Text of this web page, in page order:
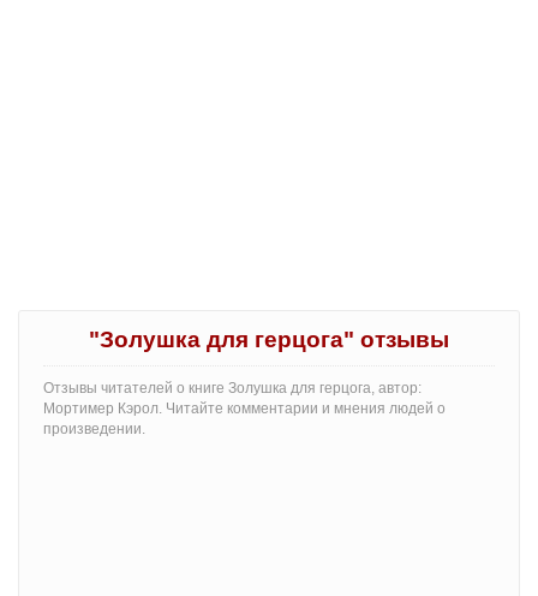
"Золушка для герцога" отзывы
Отзывы читателей о книге Золушка для герцога, автор:
Мортимер Кэрол. Читайте комментарии и мнения людей о
произведении.